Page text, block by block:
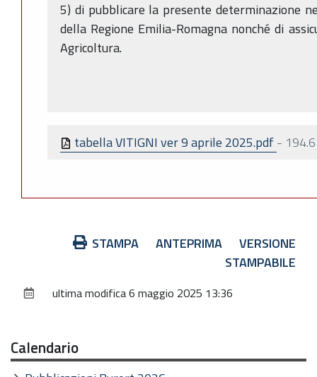
5) di pubblicare la presente determinazione
della Regione Emilia-Romagna nonché di
Agricoltura.
tabella VITIGNI ver 9 aprile 2025.pdf-
STAMPA ANTEPRIMA
VERSIONE
STAMPABILE
ultima modifica6 maggio 2025 13:36
Calendario